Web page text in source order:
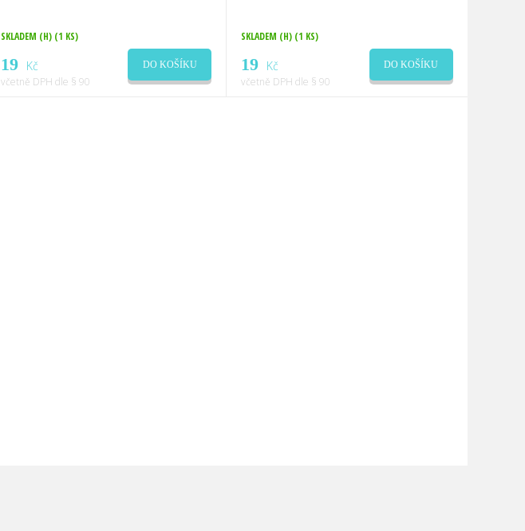
SKLADEM (H) (1 KS)
19 Kč
včetně DPH dle § 90
DO KOŠÍKU
SKLADEM (H) (1 KS)
19 Kč
včetně DPH dle § 90
DO KOŠÍKU